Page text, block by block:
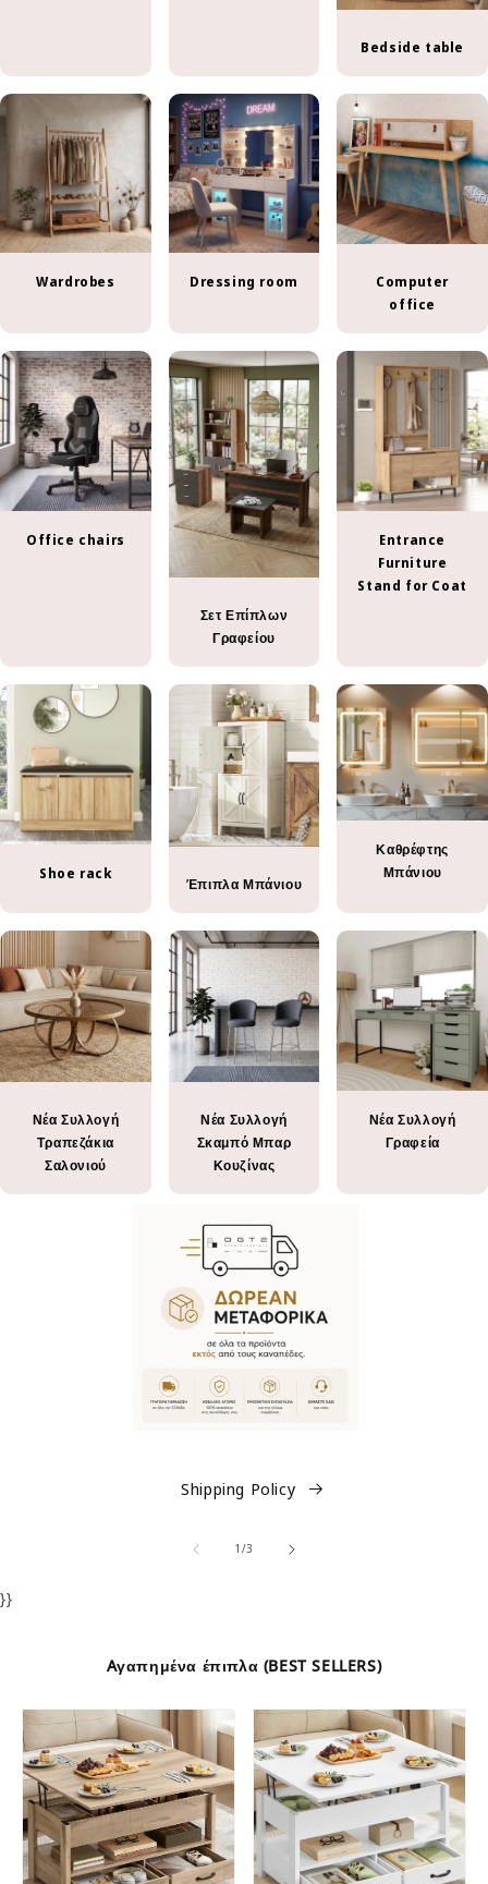
Bedside table
Wardrobes Dressing room
Computer
office
Office chairs
Σετ Επίπλων
Γραφείου
Entrance
Furniture
Stand for Coat
Shoe rack
Έπιπλα Μπάνιου
Καθρέφτης
Μπάνιου
Νέα Συλλογή
Τραπεζάκια
Σαλονιού
Νέα Συλλογή
Σκαμπό Μπαρ
Κουζίνας
Νέα Συλλογή
Γραφεία
Shipping Policy
1 /of
3
}}
Aγαπημένα έπιπλα (BEST SELLERS)